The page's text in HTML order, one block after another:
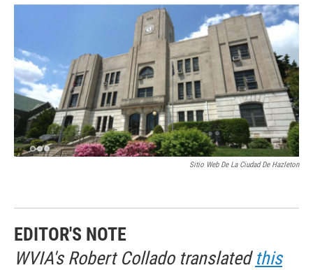
c
e
b
o
o
i
t
t
e
n
k
e
d
I
n
a
i
Sitio Web De La Ciudad De Hazleton
EDITOR'S NOTE
WVIA's Robert Collado translated this